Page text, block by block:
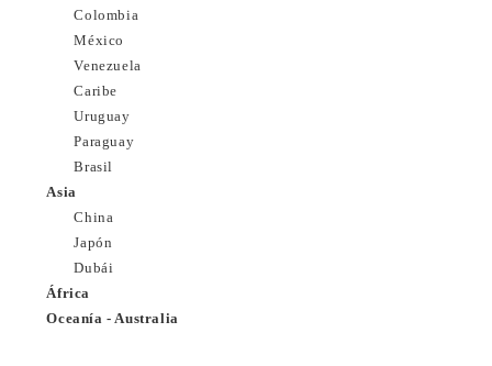
Colombia
México
Venezuela
Caribe
Uruguay
Paraguay
Brasil
Asia
China
Japón
Dubái
África
Oceanía - Australia